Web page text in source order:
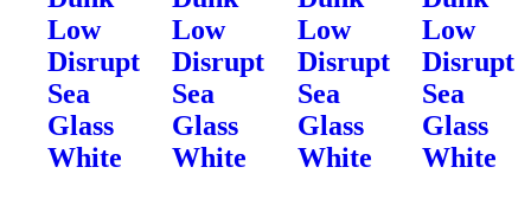
Low
Disrupt
Sea
Glass
White
Low
Disrupt
Sea
Glass
White
Low
Disrupt
Sea
Glass
White
Low
Disrupt
Sea
Glass
White